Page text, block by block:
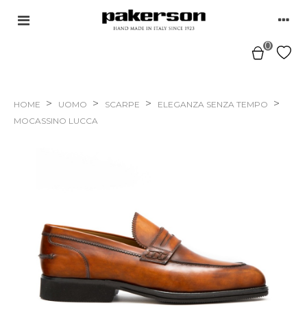
0
HOME > UOMO > SCARPE > ELEGANZA SENZA TEMPO >
MOCASSINO LUCCA